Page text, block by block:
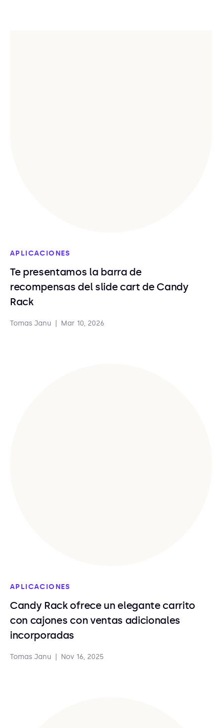
APLICACIONES
Te presentamos la barra de
recompensas del slide cart de Candy
Rack
Tomas Janu Mar 10, 2026
APLICACIONES
Candy Rack ofrece un elegante carrito
con cajones con ventas adicionales
incorporadas
Tomas Janu Nov 16, 2025